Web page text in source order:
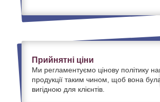
Прийнятні ціни
Ми регламентуємо цінову політику
продукції таким чином, щоб вона
вигідною для клієнтів.